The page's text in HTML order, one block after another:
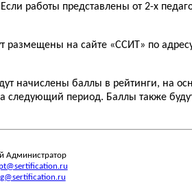
работы представлены от 2-х
размещены на сайте «ССИТ» по
начислены баллы в рейтинги, на
следующий период. Баллы также
Администратор